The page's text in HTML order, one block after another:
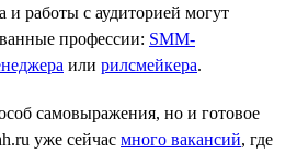
работы с аудиторией могут
профессии: SMM-
или рилсмейкера.
самовыражения, но и готовое
уже сейчас много вакансий, где